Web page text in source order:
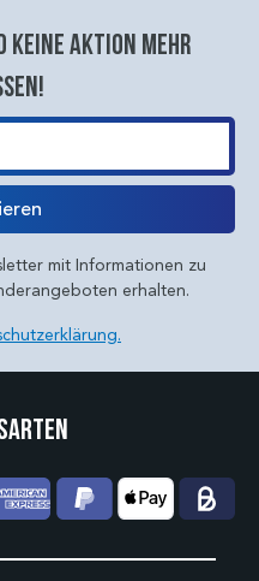
keine aktion mehr
mit Informationen zu
erhalten.